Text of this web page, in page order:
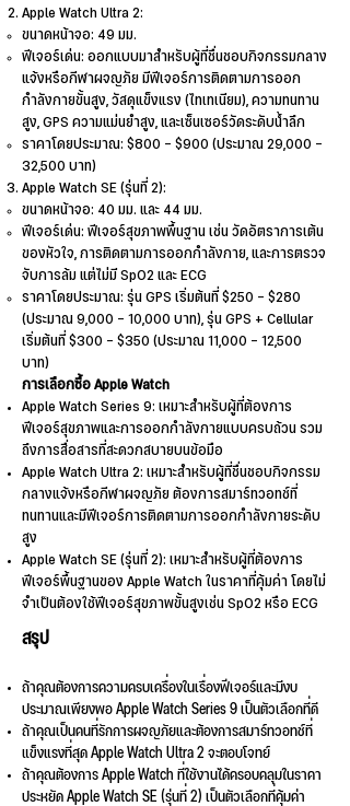
Apple Watch Ultra 2:
ขนาดหน้าจอ: 49 มม.
ฟีเจอร์เด่น: ออกแบบมาสำหรับผู้ที่ชื่นชอบกิจกรรมกลาง
แจ้งหรือกีฬาผจญภัย มีฟีเจอร์การติดตามการออก
กำลังกายขั้นสูง, วัสดุแข็งแรง (ไทเทเนียม), ความทนทาน
สูง, GPS ความแม่นยำสูง, และเซ็นเซอร์วัดระดับน้ำลึก
ราคาโดยประมาณ: $800 - $900 (ประมาณ 29,000 -
32,500 บาท)
Apple Watch SE (รุ่นที่ 2):
ขนาดหน้าจอ: 40 มม. และ 44 มม.
ฟีเจอร์เด่น: ฟีเจอร์สุขภาพพื้นฐาน เช่น วัดอัตราการเต้น
ของหัวใจ, การติดตามการออกกำลังกาย, และการตรวจ
จับการล้ม แต่ไม่มี SpO2 และ ECG
ราคาโดยประมาณ: รุ่น GPS เริ่มต้นที่ $250 - $280
(ประมาณ 9,000 - 10,000 บาท), รุ่น GPS + Cellular
เริ่มต้นที่ $300 - $350 (ประมาณ 11,000 - 12,500
บาท)
การเลือกซื้อ Apple Watch
Apple Watch Series 9: เหมาะสำหรับผู้ที่ต้องการ
ฟีเจอร์สุขภาพและการออกกำลังกายแบบครบถ้วน รวม
ถึงการสื่อสารที่สะดวกสบายบนข้อมือ
Apple Watch Ultra 2: เหมาะสำหรับผู้ที่ชื่นชอบกิจกรรม
กลางแจ้งหรือกีฬาผจญภัย ต้องการสมาร์ทวอทช์ที่
ทนทานและมีฟีเจอร์การติดตามการออกกำลังกายระดับ
สูง
Apple Watch SE (รุ่นที่ 2): เหมาะสำหรับผู้ที่ต้องการ
ฟีเจอร์พื้นฐานของ Apple Watch ในราคาที่คุ้มค่า โดยไม่
จำเป็นต้องใช้ฟีเจอร์สุขภาพขั้นสูงเช่น SpO2 หรือ ECG
สรุป
ถ้าคุณต้องการความครบเครื่องในเรื่องฟีเจอร์และมีงบ
ประมาณเพียงพอ Apple Watch Series 9 เป็นตัวเลือกที่ดี
ถ้าคุณเป็นคนที่รักการผจญภัยและต้องการสมาร์ทวอทช์ที่
แข็งแรงที่สุด Apple Watch Ultra 2 จะตอบโจทย์
ถ้าคุณต้องการ Apple Watch ที่ใช้งานได้ครอบคลุมในราคา
ประหยัด Apple Watch SE (รุ่นที่ 2) เป็นตัวเลือกที่คุ้มค่า